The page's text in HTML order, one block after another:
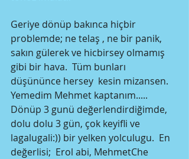
Geriye dönüp bakınca hiçbir
problemde; ne telaş , ne bir panik,
sakın gülerek ve hicbirsey olmamış
gibi bir hava.  Tüm bunları
düşününce hersey  kesin mizansen.
Yemedim Mehmet kaptanım.....
Dönüp 3 gunü değerlendirdiğimde,
dolu dolu 3 gün, çok keyifli ve
lagalugali:)) bir yelken yolculugu.  En
değerlisi;  Erol abi, MehmetChe